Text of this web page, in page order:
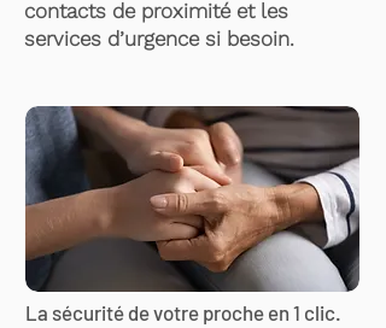
contacts de proximité et les
services d’urgence si besoin.
La sécurité de votre proche en 1 clic.